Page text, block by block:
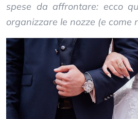
spese da affrontare: ecco
organizzare le nozze (e come